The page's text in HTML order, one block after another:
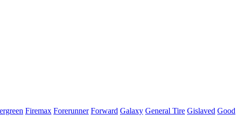
Firemax Forerunner Forward Galaxy General Tire Gislaved Good